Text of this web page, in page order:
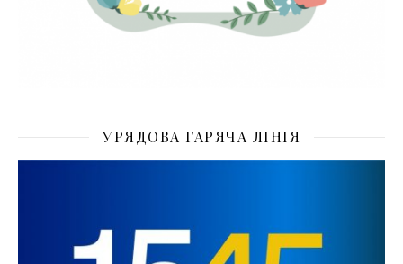
УРЯДОВА ГАРЯЧА ЛІНІЯ